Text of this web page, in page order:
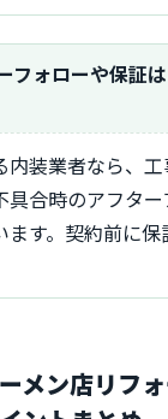
フォローや保証
具合時のアフタ
ます。契約前に
メン店リフ